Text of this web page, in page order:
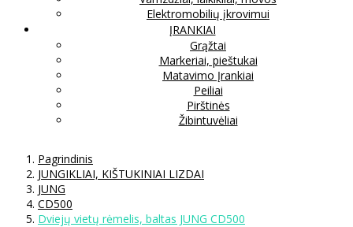
Elektromobilių įkrovimui
ĮRANKIAI
Grąžtai
Markeriai, pieštukai
Matavimo Įrankiai
Peiliai
Pirštinės
Žibintuvėliai
Pagrindinis
JUNGIKLIAI, KIŠTUKINIAI LIZDAI
JUNG
CD500
Dviejų vietų rėmelis, baltas JUNG CD500